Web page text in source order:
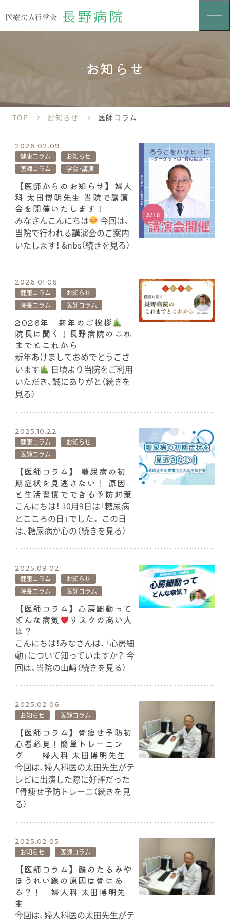
お知らせ
TOP お知らせ 医師コラム
2026.02.09
健康コラム
お知らせ
医師コラム
学会・講演
【医師からのお知らせ】婦人
科 太田博明先生 当院で講演
会を開催いたします！
みなさんこんにちは
今回は、
当院で行われる講演会のご案内
いたします！ &nbs（続きを見る）
2026.01.06
健康コラム
お知らせ
院長コラム
医師コラム
2026年 新年のご挨拶
院長に聞く！長野病院のこれ
までとこれから
新年あけましておめでとうござ
います
日頃より当院をご利用
いただき、誠にありがと（続きを
見る）
2025.10.22
健康コラム
お知らせ
医師コラム
【医師コラム】 糖尿病の初
期症状を見逃さない！ 原因
と生活習慣でできる予防対策
こんにちは！ 10月9日は「糖尿病
とこころの日」でした。 この日
は、糖尿病が心の（続きを見る）
2025.09.02
健康コラム
お知らせ
院長コラム
医師コラム
【医師コラム】心房細動って
どんな病気
リスクの高い人
は？
こんにちは！みなさんは、「心房細
動」について知っていますか？ 今
回は、当院の山﨑（続きを見る）
2025.02.06
お知らせ 医師コラム
【医師コラム】骨痩せ予防初
心者必見！簡単トレーニン
グ 婦人科 太田博明先生
今回は、婦人科医の太田先生がテ
レビに出演した際に好評だった
「骨痩せ予防トレーニ（続きを見
る）
2025.02.05
お知らせ 医師コラム
【医師コラム】顔のたるみや
ほうれい線の原因は骨にあ
る？！ 婦人科 太田博明先
生
今回は、婦人科医の太田先生がテ